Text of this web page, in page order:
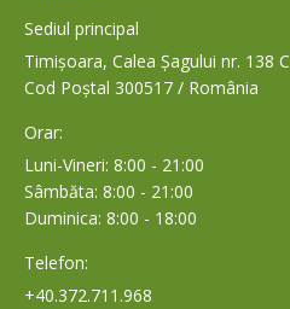
Sediul principal
Timișoara, Calea Șagului nr. 138 C
Cod Poștal 300517 / România
Orar:
Luni-Vineri: 8:00 - 21:00
Sâmbăta: 8:00 - 21:00
Duminica: 8:00 - 18:00
Telefon:
+40.372.711.968